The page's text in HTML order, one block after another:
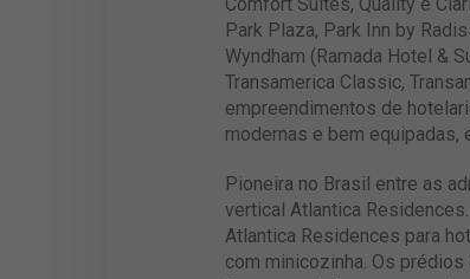
Comfort Suites, Quality e
Park Plaza, Park Inn by
Wyndham (Ramada Hotel &
Transamerica Classic,
empreendimentos de
modernas e bem
Pioneira no Brasil entre as
vertical Atlantica
Atlantica Residences para
com minicozinha. Os